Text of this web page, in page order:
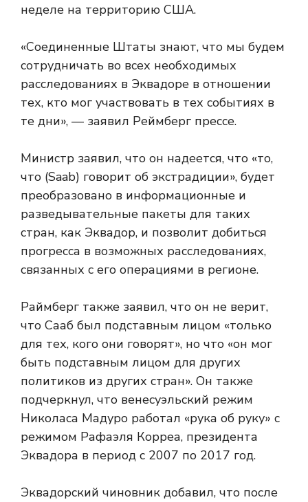
неделе на территорию США.
«Соединенные Штаты знают, что мы будем
сотрудничать во всех необходимых
расследованиях в Эквадоре в отношении
тех, кто мог участвовать в тех событиях в
те дни», — заявил Реймберг прессе.
Министр заявил, что он надеется, что «то,
что (Saab) говорит об экстрадиции», будет
преобразовано в информационные и
разведывательные пакеты для таких
стран, как Эквадор, и позволит добиться
прогресса в возможных расследованиях,
связанных с его операциями в регионе.
Раймберг также заявил, что он не верит,
что Сааб был подставным лицом «только
для тех, кого они говорят», но что «он мог
быть подставным лицом для других
политиков из других стран». Он также
подчеркнул, что венесуэльский режим
Николаса Мадуро работал «рука об руку» с
режимом Рафаэля Корреа, президента
Эквадора в период с 2007 по 2017 год.
Эквадорский чиновник добавил, что после